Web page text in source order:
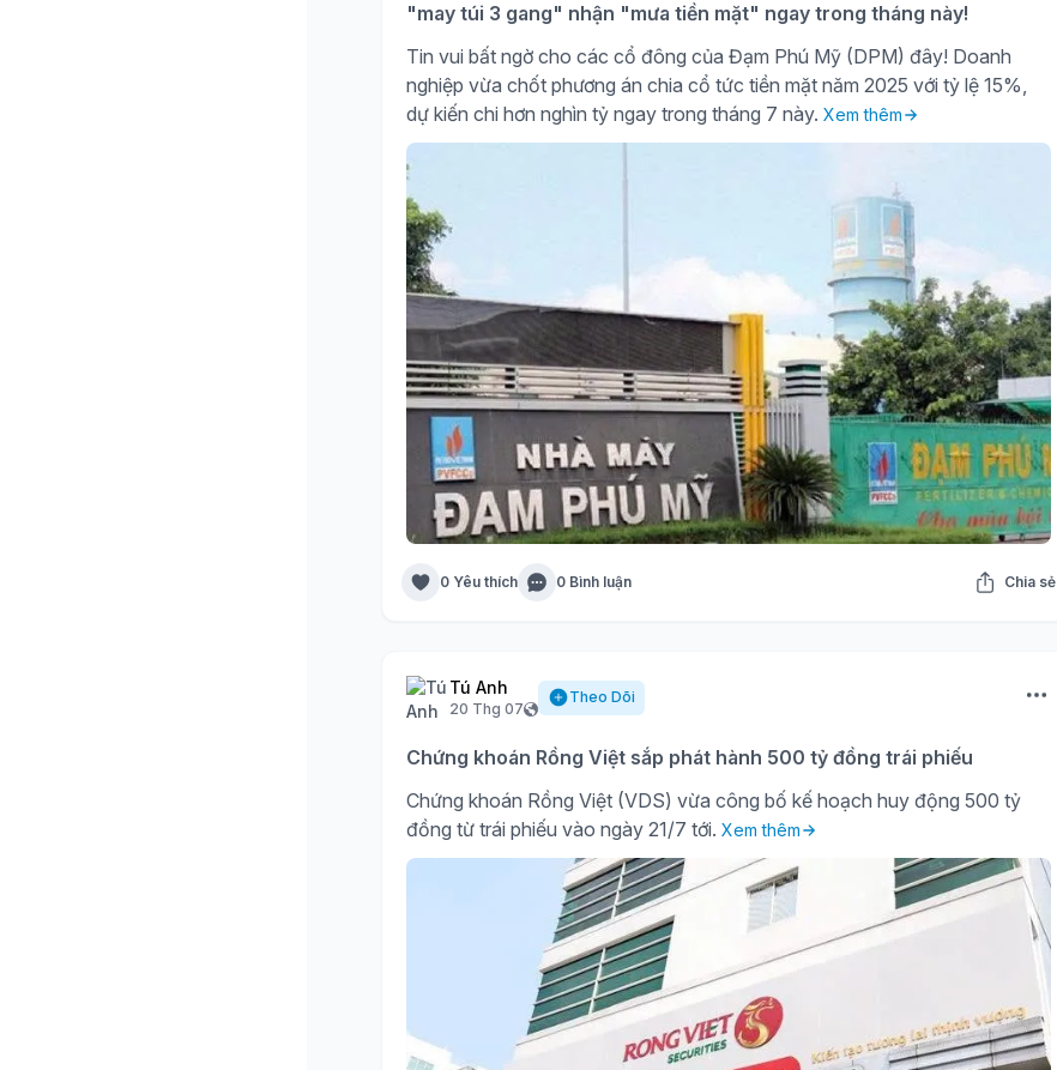
"may túi 3 gang" nhận "mưa tiền mặt" ngay trong tháng này!
Tin vui bất ngờ cho các cổ đông của Đạm Phú Mỹ (DPM) đây! Doanh
nghiệp vừa chốt phương án chia cổ tức tiền mặt năm 2025 với tỷ lệ 15%,
dự kiến chi hơn nghìn tỷ ngay trong tháng 7 này. Xem thêm
0 Yêu thích 0 Bình luận Chia sẻ
Tú Anh
20 Thg 07
Theo Dõi
Chứng khoán Rồng Việt sắp phát hành 500 tỷ đồng trái phiếu
Chứng khoán Rồng Việt (VDS) vừa công bố kế hoạch huy động 500 tỷ
đồng từ trái phiếu vào ngày 21/7 tới. Xem thêm